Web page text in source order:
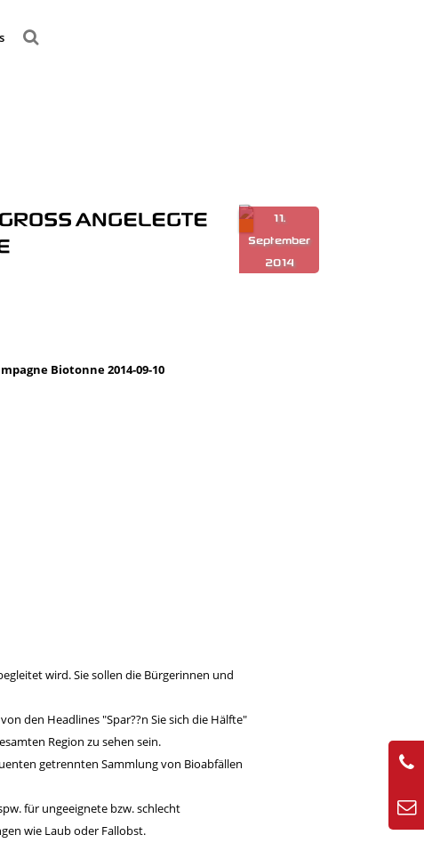
ANGELEGTE W
wird. Sie sollen die Bürgerinnen und
den Headlines "Spar??n Sie sich die Hälfte"
Region zu sehen sein.
getrennten Sammlung von Bioabfällen
für ungeeignete bzw. schlecht
wie Laub oder Fallobst.